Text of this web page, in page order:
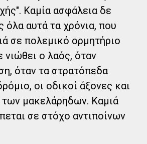
Καμία ασφάλεια δε
όλα αυτά τα χρόνια, που
σε πολεμικό ορμητήριο
ο λαός, όταν
όταν τα στρατόπεδα
οι οδικοί άξονες και
των μακελάρηδων. Καμιά
σε στόχο αντιποίνων